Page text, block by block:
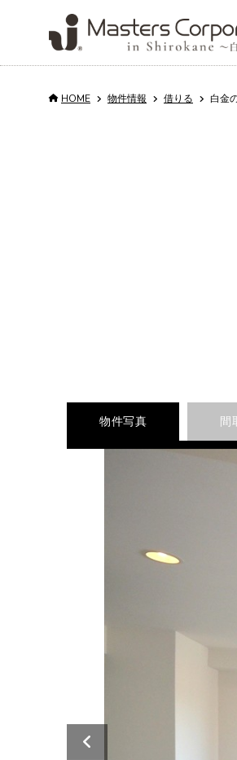
HOME 物件情報 借りる 白金
物件写真 間